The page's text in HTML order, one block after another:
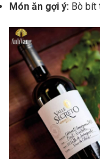
Món ăn gợi ý: Bò bít